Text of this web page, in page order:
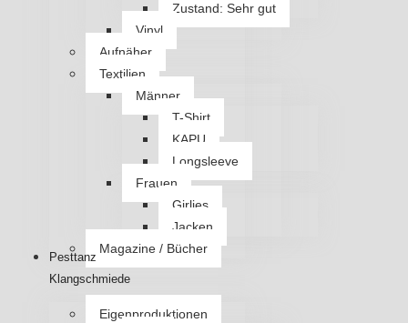
Zustand: Sehr gut
Vinyl
Aufnäher
Textilien
Männer
T-Shirt
KAPU
Longsleeve
Frauen
Girlies
Jacken
Magazine / Bücher
Pesttanz
Klangschmiede
Eigenproduktionen